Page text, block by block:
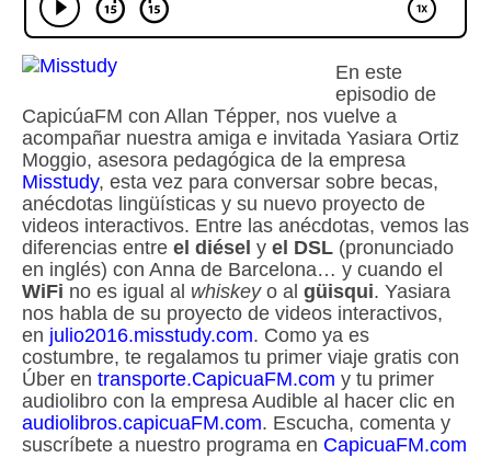
En este
episodio de
CapicúaFM con Allan Tépper, nos vuelve a
acompañar nuestra amiga e invitada Yasiara Ortiz
Moggio, asesora pedagógica de la empresa
Misstudy, esta vez para conversar sobre becas,
anécdotas lingüísticas y su nuevo proyecto de
videos interactivos. Entre las anécdotas, vemos las
diferencias entre el diésel y el DSL (pronunciado
en inglés) con Anna de Barcelona… y cuando el
WiFi no es igual al whiskeyo al güisqui. Yasiara
nos habla de su proyecto de videos interactivos,
en julio2016.misstudy.com. Como ya es
costumbre, te regalamos tu primer viaje gratis con
Úber en transporte.CapicuaFM.com y tu primer
audiolibro con la empresa Audible al hacer clic en
audiolibros.capicuaFM.com. Escucha, comenta y
suscríbete a nuestro programa en CapicuaFM.com